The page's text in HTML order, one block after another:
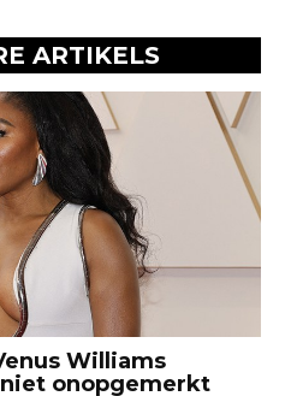
ARTIKELS
Williams
onopgemerkt